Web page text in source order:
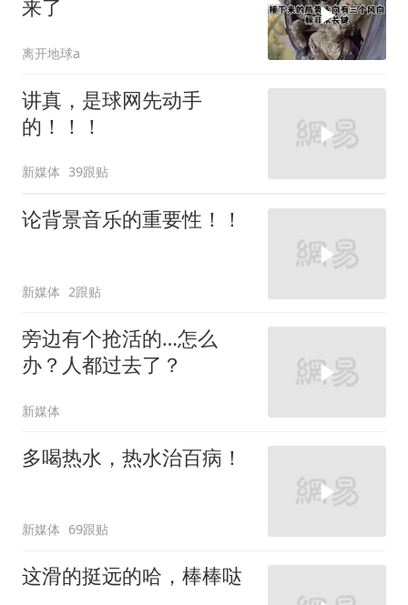
来了
离开地球a
讲真，是球网先动手
的！！！
新媒体 39跟贴
论背景音乐的重要性！！
新媒体 2跟贴
旁边有个抢活的…怎么
办？人都过去了？
新媒体
多喝热水，热水治百病！
新媒体 69跟贴
这滑的挺远的哈，棒棒哒